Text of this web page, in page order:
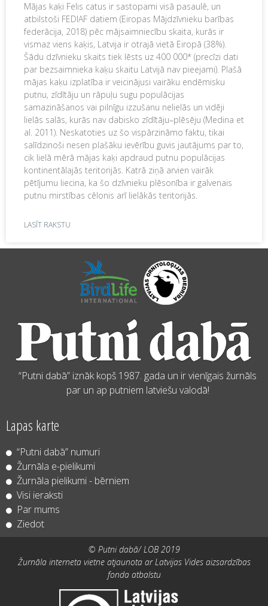
Mājas kaķi Felis catus ir sastopami visā pasaulē, un
atbilstoši FEDIAF datiem (Eiropas Mājdzīvnieku barības
federācija, 2018) pēc mājsaimniecību skaita, kurās ir
vismaz viens kaķis, Latvija ir otrajā vietā Eiropā (38%).
Šādu dzīvnieku skaits tiek lēsts uz 400 000* (precīzi dati
par bezsaimnieka kaķu skaitu Latvijā nav pieejami). Plašā
mājas kaķu izplatība ir veicinājusi vairāku endēmisku
putnu, zīdītāju un rāpuļu sugu populācijas
samazināšanos vai pilnīgu izzušanu nelielās un vidēji
lielās salās, kurās nav dabisko zīdītāju–plēsēju (Medina et
al. 2011). Neskatoties uz šo vispārzināmo faktu, tikai
salīdzinoši nesen plašāku ievērību guvis jautājums par to,
cik lielā mērā mājas kaķi apdraud putnu populācijas
kontinentālajās teritorijās. Katrā ziņā arvien vairāk
pētījumu liecina, ka šo dzīvnieku plēsonība ir galvenais
putnu mirstības cēlonis arī lielākās teritorijās.
LASĪT RAKSTU
“Putni dabā” iznāk kopš 1987. gada un ir vienīgais žurnāls
par un ap putniem latviešu valodā!
Lapas karte
“Putni dabā” numuri
Žurnāla e-pielikumi
Žurnāla pielikumi - bērniem
Visi ieraksti
Par mums
Ziedot
© Putni dabā/ LOB 2019
Žurnāla interneta vietne atjaunota ar Latvijas Vides aizsardzības
fonda atbalstu